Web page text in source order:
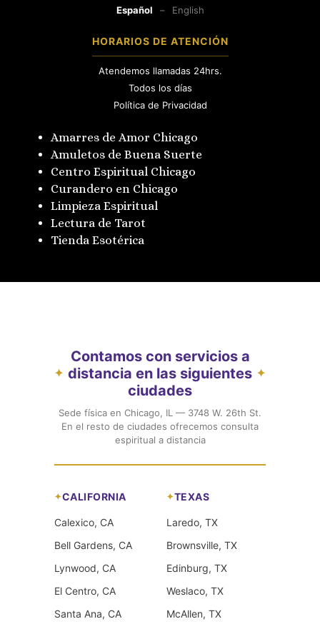
Español – English
HORARIOS DE ATENCIÓN
Atendemos llamadas 24hrs.
Todos los días
Política de Privacidad
Amarres de Amor Chicago
Amuletos de Buena Suerte
Centro Espiritual Chicago
Curandero en Chicago
Limpieza Espiritual
Lectura de Tarot
Tienda Esotérica
✦
Contamos con servicios a
distancia en las siguientes
ciudades
✦
Sede física en Chicago, IL — 3748 W. 26th St.
En el resto de ciudades ofrecemos consulta
espiritual a distancia
CALIFORNIA
Calexico, CA
Bell Gardens, CA
Lynwood, CA
El Centro, CA
Santa Ana, CA
TEXAS
Laredo, TX
Brownsville, TX
Edinburg, TX
Weslaco, TX
McAllen, TX